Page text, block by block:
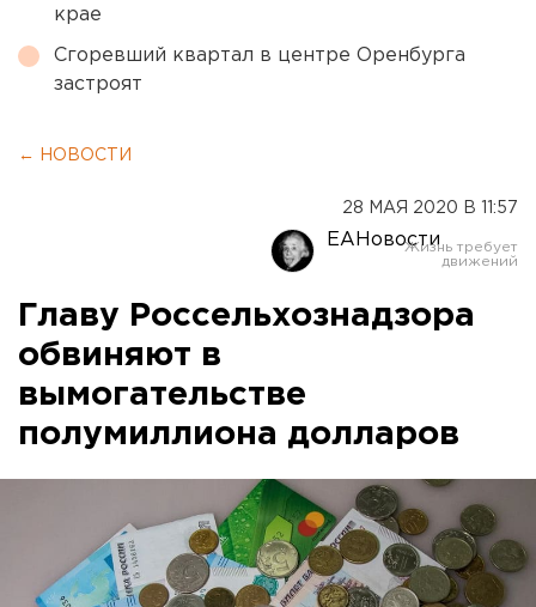
крае
Сгоревший квартал в центре Оренбурга
застроят
← НОВОСТИ
28 МАЯ 2020 В 11:57
ЕАНовости
Главу Россельхознадзора
обвиняют в
вымогательстве
полумиллиона долларов